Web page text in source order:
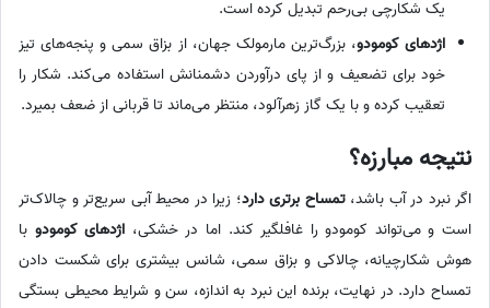
یک شکارچی بی‌رحم تبدیل کرده است.
اژدهای کومودو، بزرگ‌ترین مارمولک جهان، از بزاق سمی و پنجه‌های تیز
خود برای تضعیف و از پای درآوردن دشمنانش استفاده می‌کند. شکار را
تعقیب کرده و با یک گاز زهرآلود، منتظر می‌ماند تا قربانی از ضعف بمیرد.
نتیجه مبارزه؟
اگر نبرد در آب باشد،تمساح برتری دارد؛ زیرا در محیط آبی سریع‌تر و چالاک‌تر
است و می‌تواند کومودو را غافلگیر کند. اما در خشکی، اژدهای کومودو با
هوش شکارچیانه، چالاکی و بزاق سمی، شانس بیشتری برای شکست دادن
تمساح دارد. در نهایت، برنده این نبرد به اندازه، سن و شرایط محیطی بستگی